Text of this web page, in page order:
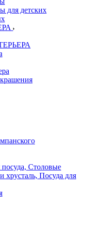
для детских
Столовые
хрусталь, Посуда для